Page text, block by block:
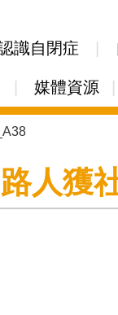
識自閉症
媒體資源
人獲